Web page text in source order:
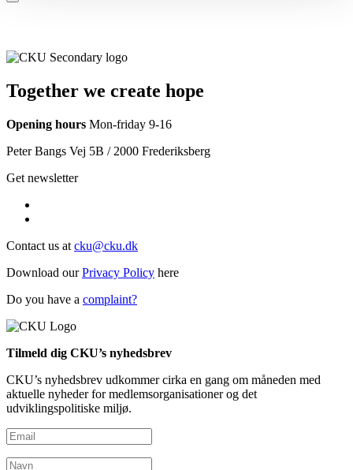
Together we create hope
Opening hours Mon-friday 9-16
Peter Bangs Vej 5B / 2000 Frederiksberg
Get newsletter
Contact us at cku@cku.dk
Download ourPrivacy Policy here
Do you have a complaint?
Tilmeld dig CKU’s nyhedsbrev
CKU’s nyhedsbrev udkommer cirka en gang om måneden med
aktuelle nyheder for medlemsorganisationer og det
udviklingspolitiske miljø.